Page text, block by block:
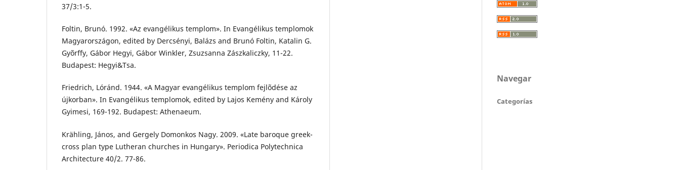
37/3:1-5.
Foltin, Brunó. 1992. «Az evangélikus templom». In Evangélikus templomok
Magyarországon, edited by Dercsényi, Balázs and Brunó Foltin, Katalin G.
Gyõrffy, Gábor Hegyi, Gábor Winkler, Zsuzsanna Zászkaliczky, 11-22.
Budapest: Hegyi&Tsa.
Friedrich, Lóránd. 1944. «A Magyar evangélikus templom fejlõdése az
újkorban». In Evangélikus templomok, edited by Lajos Kemény and Károly
Gyimesi, 169-192. Budapest: Athenaeum.
Krähling, János, and Gergely Domonkos Nagy. 2009. «Late baroque greek-
cross plan type Lutheran churches in Hungary». Periodica Polytechnica
Architecture 40/2. 77-86.
Navegar
Categorías